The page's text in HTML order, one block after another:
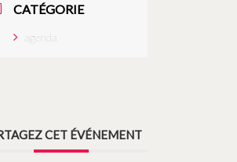
CATÉGORIE
agenda
CET ÉVÉNEMENT